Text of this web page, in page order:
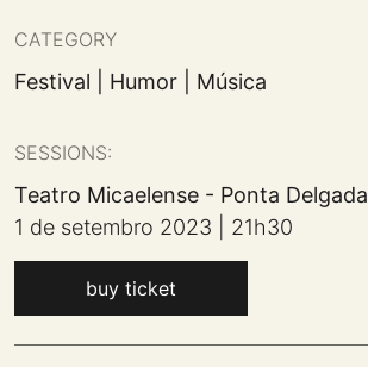
CATEGORY
Festival Humor Música
SESSIONS:
Teatro Micaelense - Ponta Delgada
1 de setembro 2023 | 21h30
buy ticket